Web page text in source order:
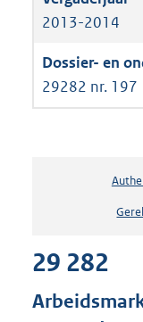
2013-2014
29282 nr. 197
29 282